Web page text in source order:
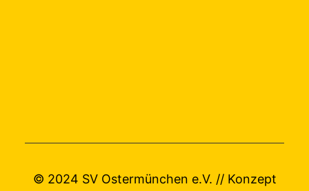
© 2024 SV Ostermünchen e.V. // Konzept